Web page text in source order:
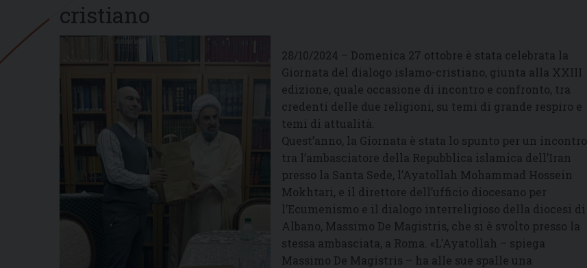
cristiano
28/10/2024 – Domenica 27 ottobre è stata celebrata la
Giornata del dialogo islamo-cristiano, giunta alla XXIII
edizione, quale occasione di incontro e confronto, tra
credenti delle due religioni, su temi di grande respiro e
temi di attualità.
Quest’anno, la Giornata è stata lo spunto per un incontro
tra l’ambasciatore della Repubblica islamica dell’Iran
presso la Santa Sede, l’Ayatollah Mohammad Hossein
Mokhtari, e il direttore dell’ufficio diocesano per
l’Ecumenismo e il dialogo interreligioso della diocesi di
Albano, Massimo De Magistris, che si è svolto presso la
stessa ambasciata, a Roma. «L’Ayatollah – spiega
Massimo De Magistris – ha alle sue spalle una